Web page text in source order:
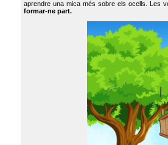
aprendre una mica més sobre els ocells. Les
formar-ne part.